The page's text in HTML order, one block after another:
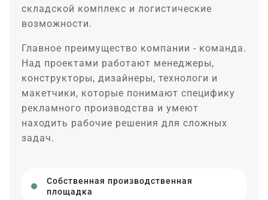
складской комплекс и логистические
возможности.
Главное преимущество компании - команда.
Над проектами работают менеджеры,
конструкторы, дизайнеры, технологи и
макетчики, которые понимают специфику
рекламного производства и умеют
находить рабочие решения для сложных
задач.
Собственная производственная
площадка